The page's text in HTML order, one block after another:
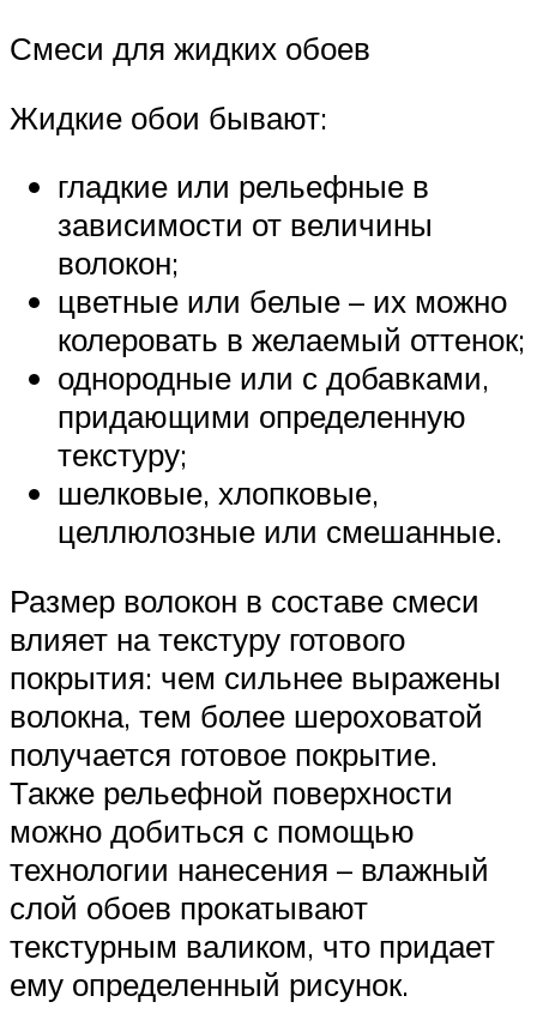
Смеси для жидких обоев
Жидкие обои бывают:
гладкие или рельефные в
зависимости от величины
волокон;
цветные или белые – их можно
колеровать в желаемый оттенок;
однородные или с добавками,
придающими определенную
текстуру;
шелковые, хлопковые,
целлюлозные или смешанные.
Размер волокон в составе смеси
влияет на текстуру готового
покрытия: чем сильнее выражены
волокна, тем более шероховатой
получается готовое покрытие.
Также рельефной поверхности
можно добиться с помощью
технологии нанесения – влажный
слой обоев прокатывают
текстурным валиком, что придает
ему определенный рисунок.